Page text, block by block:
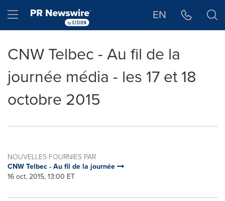
Hamburger menu EN
CNW Telbec - Au fil de la
journée média - les 17 et 18
octobre 2015
NOUVELLES FOURNIES PAR
CNW Telbec - Au fil de la journée
16 oct, 2015, 13:00 ET